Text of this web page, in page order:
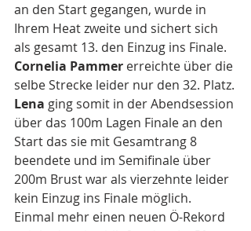
an den Start gegangen, wurde in
Ihrem Heat zweite und sichert sich
als gesamt 13. den Einzug ins Finale.
Cornelia Pammer erreichte über die
selbe Strecke leider nur den 32. Platz.
Lena ging somit in der Abendsession
über das 100m Lagen Finale an den
Start das sie mit Gesamtrang 8
beendete und im Semifinale über
200m Brust war als vierzehnte leider
kein Einzug ins Finale möglich.
Einmal mehr einen neuen Ö-Rekord